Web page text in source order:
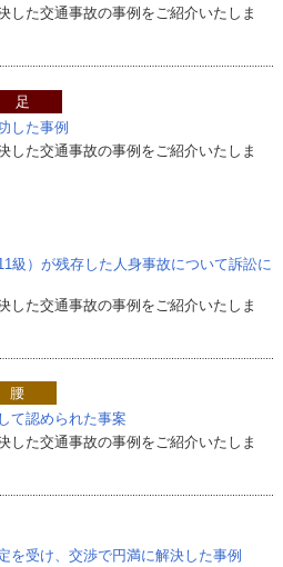
した交通事故の事例をご紹介いたしま
足
した事例
した交通事故の事例をご紹介いたしま
級）が残存した人身事故について訴訟に
した交通事故の事例をご紹介いたしま
腰
て認められた事案
した交通事故の事例をご紹介いたしま
を受け、交渉で円満に解決した事例